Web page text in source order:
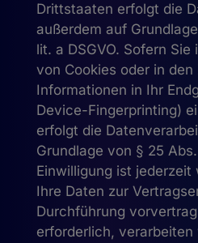
Drittstaaten erfolgt die
außerdem auf
lit. a DSGVO. Sofern
von Cookies oder in
Informationen in Ihr
Device-Fingerprinting)
erfolgt die
Grundlage von § 25 Abs.
Einwilligung ist jederzeit
Ihre Daten zur
Durchführung
erforderlich,